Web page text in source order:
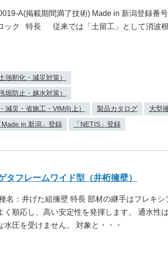
A(掲載期間満了技術) Made in 新潟登録番
ック 特長 従来では「土留工」として消波
強靭化・減災対策）
堀防止・越水対策）
減災・省施工・VfM向上）
製品カタログ
大型
Made in 新潟」登録 「NETIS」登録
タフレームワイド型（井桁擁壁）
名：井げた組擁壁 特長 部材の継手はフレキシ
く順応し、高い安定性を発揮します。 通水性
水圧を受けません。 対象と・・・